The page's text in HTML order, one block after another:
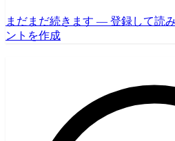
まだまだ続きます — 登録して読
ントを作成